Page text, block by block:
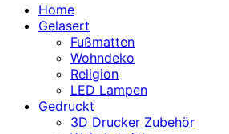
Home
Gelasert
Fußmatten
Wohndeko
Religion
LED Lampen
Gedruckt
3D Drucker Zubehör